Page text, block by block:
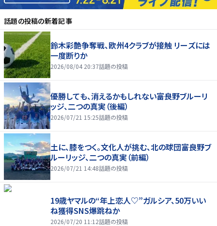
話題の投稿の新着記事
鈴木彩艶争奪戦、欧州4クラブが接触 リーズには
一度断りか
2026/08/04 20:37話題の投稿
優勝しても、消えるかもしれない――富良野ブルーリ
ッジ、二つの真実（後編）
2026/07/21 15:25話題の投稿
土に、膝をつく。文化人が挑む、北の球団――富良野ブ
ルーリッジ、二つの真実（前編）
2026/07/21 14:48話題の投稿
19歳ヤマルの“年上恋人♡”ガルシア、50万いい
ね獲得SNS爆跳ねか
2026/07/20 11:12話題の投稿